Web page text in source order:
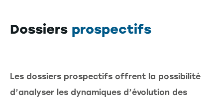
Dossiers prospectifs
Les dossiers prospectifs offrent la possibilité
d’analyser les dynamiques d’évolution des